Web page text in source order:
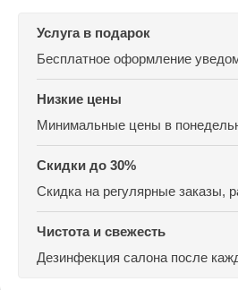
Услуга в подарок
Бесплатное оформление
Низкие цены
Минимальные цены в
Скидки до 30%
Скидка на регулярные заказы,
Чистота и свежесть
Дезинфекция салона после